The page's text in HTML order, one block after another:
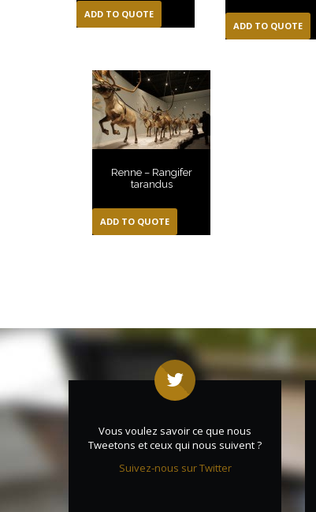
ADD TO QUOTE
ADD TO QUOTE
Renne – Rangifer
tarandus
ADD TO QUOTE
Vous voulez savoir ce que nous
Tweetons et ceux qui nous suivent ?
Suivez-nous sur Twitter